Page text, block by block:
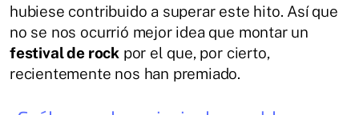
hubiese contribuido a superar este hito. Así que
no se nos ocurrió mejor idea que montar un
festival de rockpor el que, por cierto,
recientemente nos han premiado.